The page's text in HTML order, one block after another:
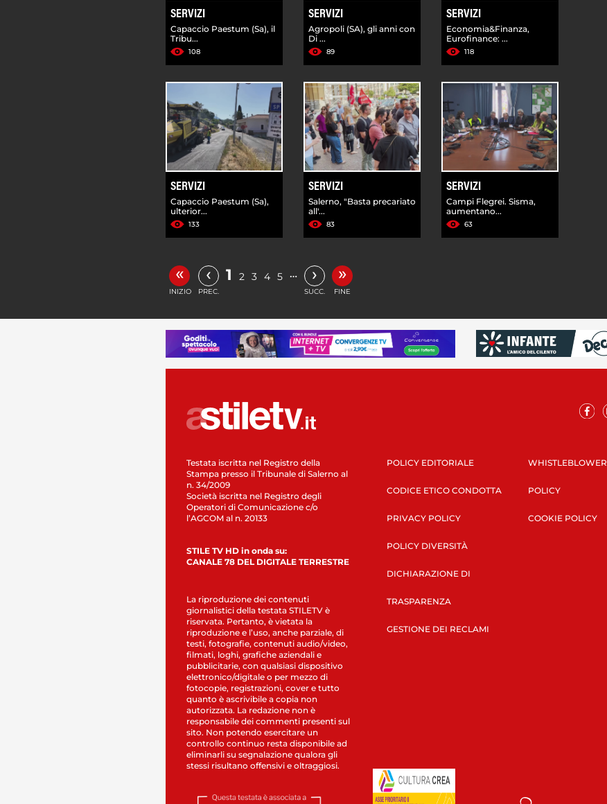
SERVIZI
Capaccio Paestum (Sa), il
Tribu...
108
SERVIZI
Agropoli (SA), gli anni con
Di ...
89
SERVIZI
Economia&Finanza,
Eurofinance: ...
118
SERVIZI
Capaccio Paestum (Sa),
ulterior...
133
SERVIZI
Salerno, "Basta precariato
all'...
83
SERVIZI
Campi Flegrei. Sisma,
aumentano...
63
«
INIZIO
‹
PREC.
1 2 3 4 5 … ›
SUCC.
»
FINE
Testata iscritta nel Registro della
Stampa presso il Tribunale di Salerno al
n. 34/2009
Società iscritta nel Registro degli
Operatori di Comunicazione c/o
l’AGCOM al n. 20133
STILE TV HD in onda su:
CANALE 78 DEL DIGITALE TERRESTRE
La riproduzione dei contenuti
giornalistici della testata STILETV è
riservata. Pertanto, è vietata la
riproduzione e l’uso, anche parziale, di
testi, fotografie, contenuti audio/video,
filmati, loghi, grafiche aziendali e
pubblicitarie, con qualsiasi dispositivo
elettronico/digitale o per mezzo di
fotocopie, registrazioni, cover e tutto
quanto è ascrivibile a copia non
autorizzata. La redazione non è
responsabile dei commenti presenti sul
sito. Non potendo esercitare un
controllo continuo resta disponibile ad
eliminarli su segnalazione qualora gli
stessi risultano offensivi e oltraggiosi.
POLICY EDITORIALE
CODICE ETICO CONDOTTA
PRIVACY POLICY
POLICY DIVERSITÀ
DICHIARAZIONE DI
TRASPARENZA
GESTIONE DEI RECLAMI
WHISTLEBLOWER
POLICY
COOKIE POLICY